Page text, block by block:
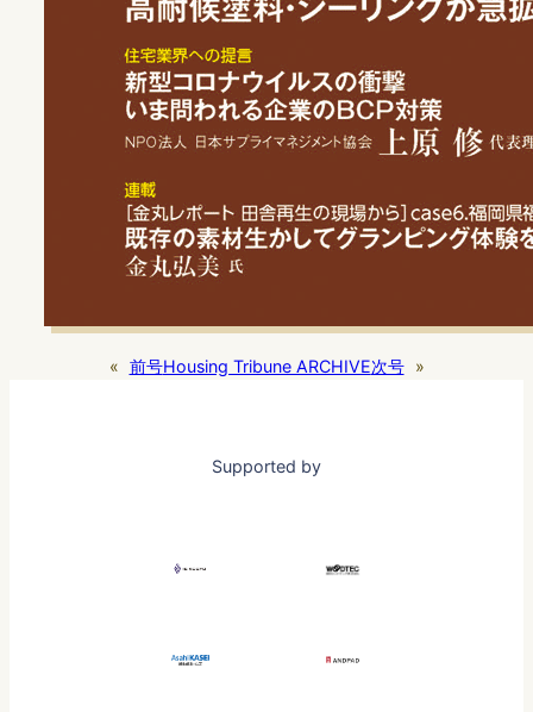
« 前号Housing Tribune ARCHIVE次号 »
Supported by